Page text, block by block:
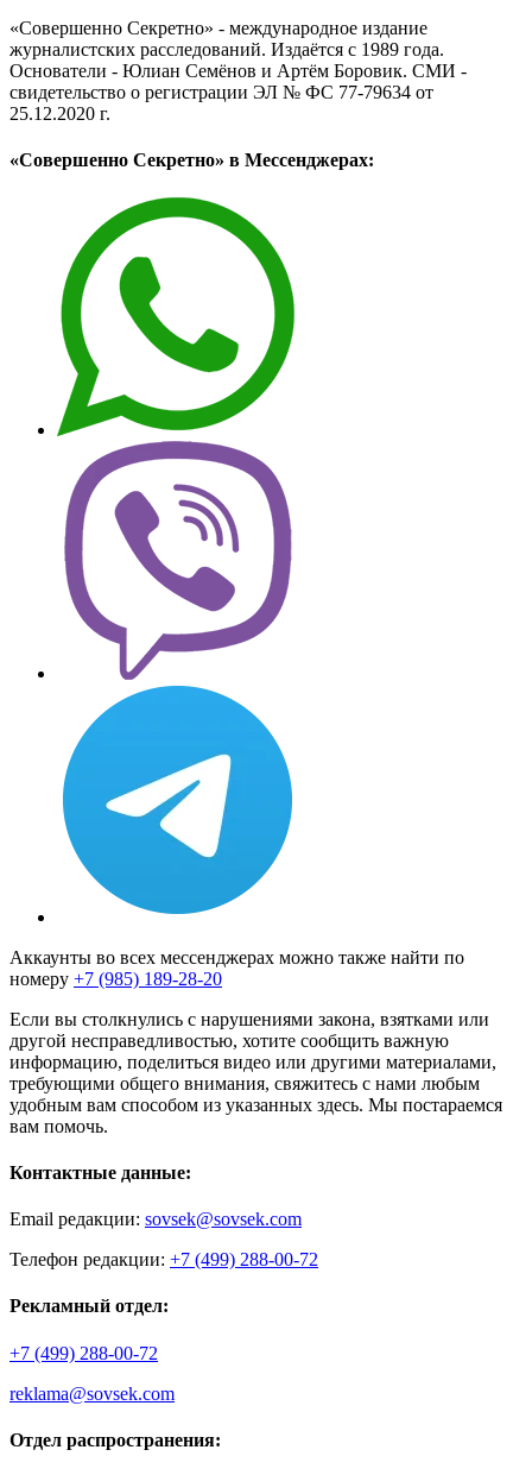
«Совершенно Секретно» - международное издание
журналистских расследований. Издаётся с 1989 года.
Основатели - Юлиан Семёнов и Артём Боровик. CМИ -
свидетельство о регистрации ЭЛ № ФС 77-79634 от
25.12.2020 г.
«Совершенно Секретно» в Мессенджерах:
Аккаунты во всех мессенджерах можно также найти по
номеру +7 (985) 189-28-20
Если вы столкнулись с нарушениями закона, взятками или
другой несправедливостью, хотите сообщить важную
информацию, поделиться видео или другими материалами,
требующими общего внимания, свяжитесь с нами любым
удобным вам способом из указанных здесь. Мы постараемся
вам помочь.
Контактные данные:
Email редакции: sovsek@sovsek.com
Телефон редакции: +7 (499) 288-00-72
Рекламный отдел:
+7 (499) 288-00-72
reklama@sovsek.com
Отдел распространения: